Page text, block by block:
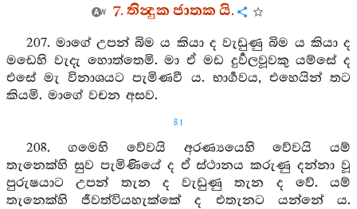
7. තින්‍දුක ජාතක යි.
207. මාගේ උපන් බිම ය කියා ද වැඩුණු බිම ය කියා ද
මඩෙහි වැදැ හොත්තෙමි. මා ඒ මඩ දුර්‍වලවූවකු යම්සේ ද
එසේ මැ විනාශයට පැමිණවී ය. භාර්‍ගවය, එහෙයින් තට
කියමි. මාගේ වචන අසව.
81
208. ගමෙහි වේවයි අරණ්‍යයෙහි වේවයි යම්
තැනෙක්හි සුව පැමිණියේ ද ඒ ස්ථානය කරුණු දන්නා වූ
පුරුෂයාට උපන් තැන ද වැඩුණු තැන ද වේ. යම්
තැනෙක්හි ජීවත්වියහැක්කේ ද එතැනට යන්නේ ය.